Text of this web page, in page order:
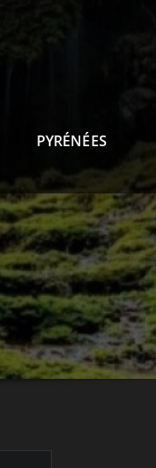
PYRÉNÉES